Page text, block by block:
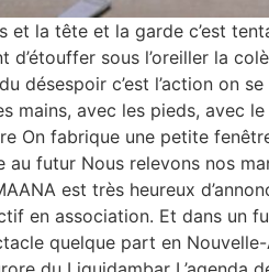
et la tête et la garde c’est
sous l’oreiller la
désespoir c’est l’action on
mains, avec les pieds,
On fabrique une petite
futur Nous relevons nos
est très heureux
en association. Et dans
quelque part en